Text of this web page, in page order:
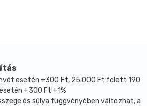
esetén +300 Ft, 25.000 Ft felett 190
+300 Ft +1%
és súlya függvényében változhat, a